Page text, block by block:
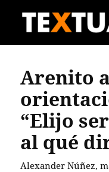
Arenito
“Elijo
al qué
Alexander Núñez,